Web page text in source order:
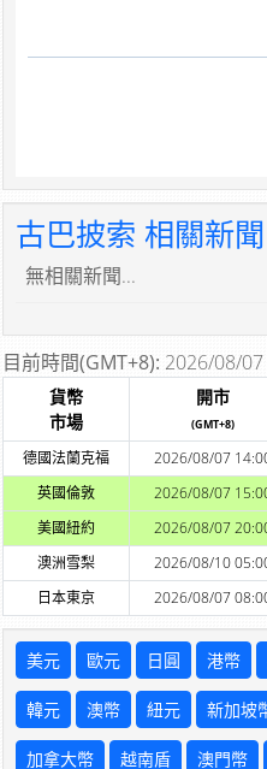
古巴披索 相關新聞
無相關新聞...
目前時間(GMT+8): 2026/08/
貨幣
市場
開市
(GMT+8)
德國法蘭克福 2026/08/07
英國倫敦
2026/08/07
美國紐約
2026/08/07
澳洲雪梨
2026/08/10
日本東京
2026/08/07
美元 歐元 日圓 港幣
韓元 澳幣 紐元 新加坡
加拿大幣 越南盾 澳門幣